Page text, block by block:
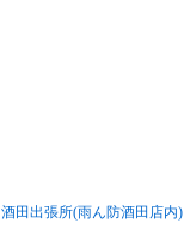
酒田出張所(雨ん防酒田店内)